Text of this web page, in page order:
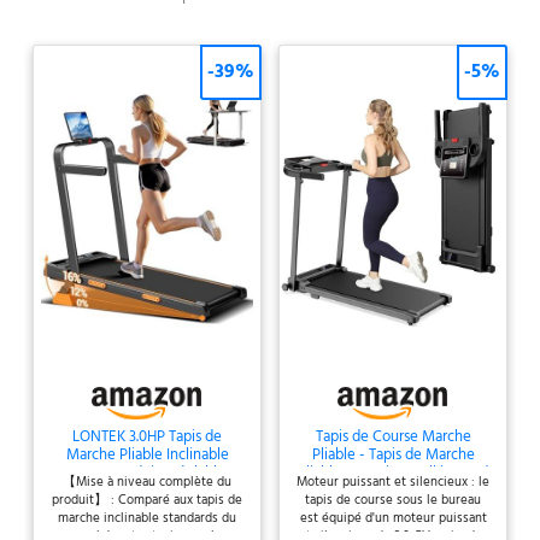
LONTEK 3.0HP Tapis de
Marche Pliable Inclinable
16%,Accoudoirs Réglables
【Mise à niveau complète du
produit】 : Comparé aux tapis de
marche inclinable standards du
-39%
Tapis de Course Marche
Pliable - Tapis de Marche
Pliable Motorise Walking Pad
Electrique Silencieux Tapis
Roulant 10 km/h Treadmill
Compact pour la Maison et
Moteur puissant et silencieux : le
tapis de course sous le bureau
est équipé d'un moteur puissant
-5%